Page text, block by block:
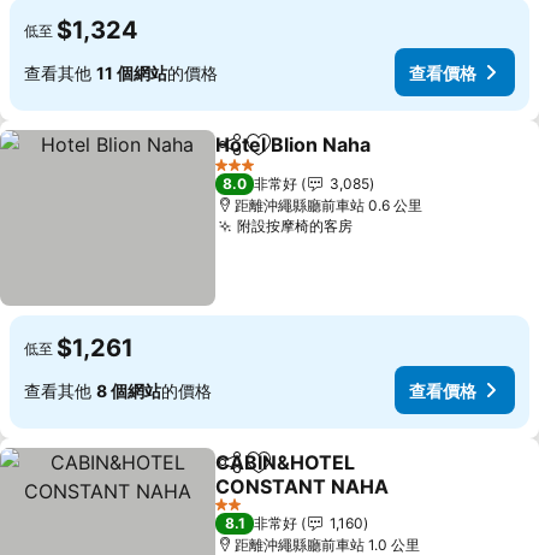
低至 $1,324
查看其他 11 個網站的價格 查看價格
分享 加入我的最愛
Hotel Blion Naha
3 星級
8.0 非常好
3,085
距離沖繩縣廳前車站 0.6 公里
附設按摩椅的客房
低至 $1,261
查看其他 8 個網站的價格 查看價格
分享 加入我的最愛
CABIN&HOTEL
CONSTANT NAHA
2 星級
8.1 非常好
1,160
距離沖繩縣廳前車站 1.0 公里